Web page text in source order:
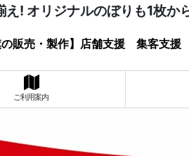
! オリジナルのぼりも1枚か
の販売・製作】店舗支援 集客支
ご利用案内